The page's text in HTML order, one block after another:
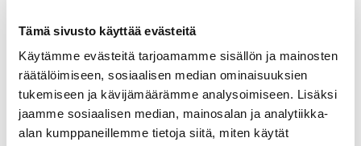
Tämä sivusto käyttää evästeitä
Käytämme evästeitä tarjoamamme sisällön ja mainosten
räätälöimiseen, sosiaalisen median ominaisuuksien
tukemiseen ja kävijämäärämme analysoimiseen. Lisäksi
jaamme sosiaalisen median, mainosalan ja analytiikka-
alan kumppaneillemme tietoja siitä, miten käytät
tietoisuuteen”, hän summaa.
Luotettava lipunvälityskumppani tukee
tapahtumapuiston kasvua
Tarjoamme Vermon tapahtumien sekä alueella tapahtumia
järjestävien toimijoiden käyttöön luotettavan ja joustavan
lipunvälityspalvelun.